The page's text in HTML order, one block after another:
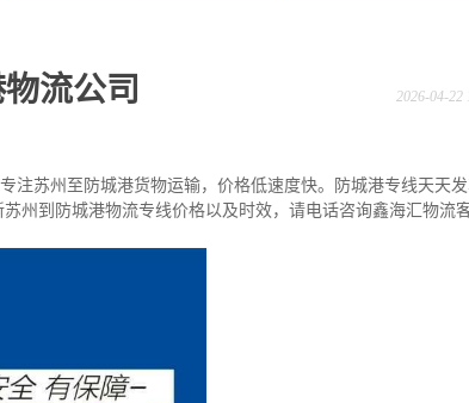
流公司 2026-04-22
苏州至防城港货物运输，价格低速度快。
防城港专线天天
州到防城港物流专线价格以及时效，请电话咨询鑫海汇物流客